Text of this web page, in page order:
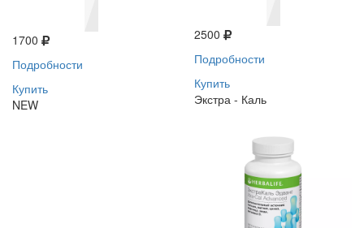
1700
Подробности
Купить
NEW
2500
Подробности
Купить
Экстра - Каль